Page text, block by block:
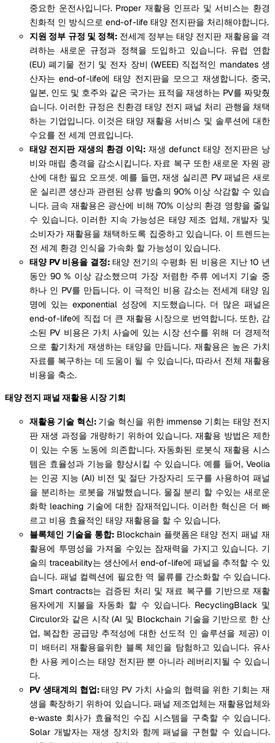
중요한 운전사입니다. Proper 재활용 인프라 및 서비스는 환경
친화적 인 방식으로 end-of-life 태양 전지판을 처리해야합니다.
지원 정부 규정 및 정책: 전세계 정부는 태양 전지판 재활용을 격
려하는 새로운 규정과 정책을 도입하고 있습니다. 유럽 연합
(EU) 폐기물 전기 및 전자 장비 (WEEE) 직접적인 mandates 생
산자는 end-of-life에 태양 전지판을 모으고 재생합니다. 중국,
일본, 인도 및 호주와 같은 국가는 표적을 재생하는 PV를 짜맞췄
습니다. 이러한 규정은 친환경 태양 전지 패널 처리 관행을 채택
하는 기업입니다. 이것은 태양 재활용 서비스 및 솔루션에 대한
수요를 전 세계 연료입니다.
태양 전지판 재생의 환경 이익: 재생 defunct 태양 전지판은 낭
비와 매립 충격을 감소시킵니다. 자료 복구 또한 새로운 자원 광
산에 대한 필요 오프셋. 예를 들면, 재생 실리콘 PV 패널은 새로
운 실리콘 생산과 관련된 상류 방출의 90% 이상 삭감할 수 있습
니다. 금속 재활용은 광산에 비해 70% 이상의 환경 영향을 줄일
수 있습니다. 이러한 지속 가능성은 태양 제조 업체, 개발자 및
소비자가 재활용을 채택하도록 집중하고 있습니다. 이 트렌드는
전 세계 환경 인식을 가속화 할 가능성이 있습니다.
태양 PV 비용을 결정: 태양 전기의 수평화 된 비용은 지난 10 년
동안 90 % 이상 감소했으며 가장 저렴한 주류 에너지 기술 중
하나 인 PV를 만듭니다. 이 극적인 비용 감소는 전세계 태양 임
명에 있는 exponential 성장에 지도했습니다. 더 많은 패널은
end-of-life에 직접 더 큰 재활용 시장으로 번역합니다. 또한, 감
소된 PV 비용은 가치 사슬에 있는 시장 선수를 위해 더 경제적
으로 활기차게 재생하는 태양을 만듭니다. 재활용은 높은 가치
자료를 복구하는 데 도움이 될 수 있습니다, 따라서 전체 재활용
비용을 축소.
태양 전지 패널 재활용 시장 기회
재활용 기술 혁신: 기술 혁신을 위한 immense 기회는 태양 전지
판 재생 과정을 개량하기 위하여 있습니다. 재활용 방법은 제한
이 있는 수동 노동에 의존합니다. 자동화된 로봇식 재활용 시스
템은 효율성과 기능을 향상시킬 수 있습니다. 예를 들어, Veolia
는 인공 지능 (AI) 비전 및 절단 가장자리 도구를 사용하여 패널
을 분리하는 로봇을 개발했습니다. 물질 분리 할 수있는 새로운
화학 leaching 기술에 대한 잠재적입니다. 이러한 혁신은 더 빠
르고 비용 효율적인 태양 재활용을 할 수 있습니다.
블록체인 기술을 통합: Blockchain 플랫폼은 태양 전지 패널 재
활용에 투명성을 가져올 수있는 잠재력을 가지고 있습니다. 기
술의 traceability는 생산에서 end-of-life에 패널을 추적할 수 있
습니다. 패널 컬렉션에 필요한 역 물류를 간소화할 수 있습니다.
Smart contracts는 검증된 처리 및 재료 복구를 기반으로 재활
용자에게 지불을 자동화 할 수 있습니다. RecyclingBlack 및
Circulor와 같은 시작 (AI 및 Blockchain 기술을 기반으로 한 산
업, 복잡한 공급망 추적성에 대한 선도적 인 솔루션을 제공) 이
미 배터리 재활용을위한 블록 체인을 탐험하고 있습니다. 유사
한 사용 케이스는 태양 전지판 뿐 아니라 레버리지될 수 있습니
다.
PV 생태계의 협업:태양 PV 가치 사슬의 협력을 위한 기회는 재
생을 확장하기 위하여 있습니다. 패널 제조업체는 재활용업체와
e-waste 회사가 효율적인 수집 시스템을 구축할 수 있습니다.
Solar 개발자는 재생 장치와 함께 패널을 구현할 수 있습니다.